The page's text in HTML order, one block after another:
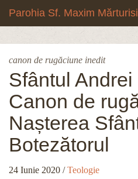
Parohia Sf. Maxim
Noua biserică
Botezuri & Cununii
Teologie & Cuvinte
Fotografii
canon de rugăciune inedit
Sfântul
Canon de
Nașterea
Botezătorul
24 Iunie 2020 /Teologie